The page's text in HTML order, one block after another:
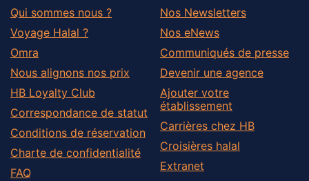
Qui sommes nous ?
Voyage Halal ?
Omra
Nous alignons nos prix
HB Loyalty Club
Correspondance de statut
Conditions de réservation
Charte de confidentialité
FAQ
Nos Newsletters
Nos eNews
Communiqués de presse
Devenir une agence
Ajouter votre
établissement
Carrières chez HB
Croisières halal
Extranet